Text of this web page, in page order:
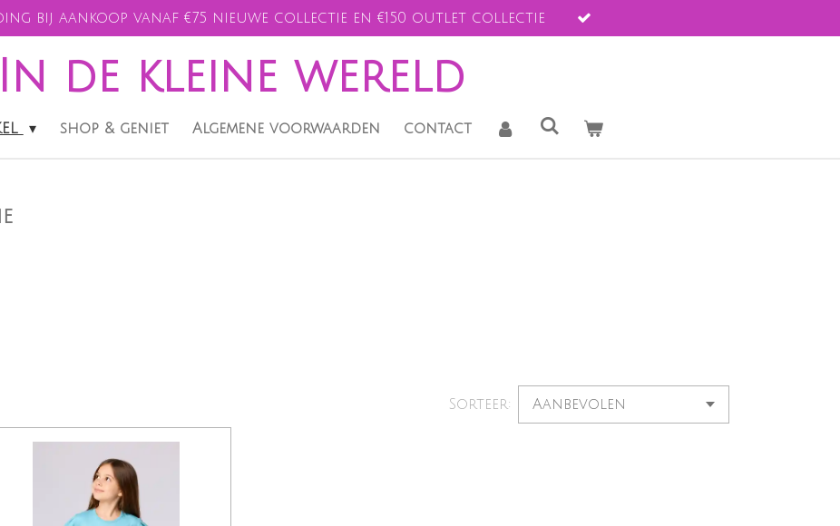
bij aankoop vanaf €75 nieuwe collectie en €150 outlet collectie
In de kleine wereld
shop & geniet Algemene voorwaarden contact
Sorteer: